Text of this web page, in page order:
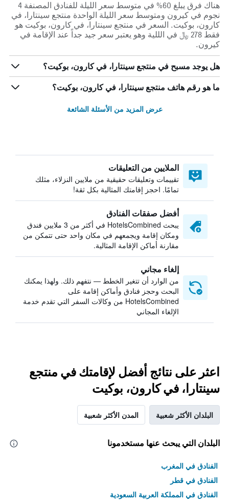
هناك فرق يبلغ 60% في متوسط ​​سعر الليلة للفنادق المصنفة 4
نجوم في كيرون ومتوسط ​​سعر الليلة الواحدة منتجع سينتارا، في
كارون، بوكيت. السعر في منتجع سينتارا، في كارون، بوكيت هو
فقط 278 ﷼ في الللية وهو يعتبر سعر جيد جداً عند الإقامة في
كيرون.
هل يوجد مسبح في منتجع سينتارا، في كارون، بوكيت؟
ما هو رقم هاتف منتجع سينتارا، في كارون، بوكيت؟
عرض المزيد من الأسئلة الشائعة
الملايين من التعليقات
تقييمات وتعليقات حقيقية من ملايين النزلاء، مثلك
تمامًا. احجز إقامتك المثالية بكل ثقة!
أفضل صفقات الفنادق
يبحث HotelsCombined في أكثر من 3 ملايين فندق
ومكان إقامة ويجمعهم في مكان واحد حتى تتمكن من
مقارنة أماكن الإقامة المثالية.
إلغاء مجاني
من الوارد أن تتغير الخطط — نتفهم ذلك. ولهذا يمكنك
البحث وحجز فنادق وأماكن إقامة على
HotelsCombined من وكالات السفر التي تقدم خدمة
الإلغاء المجاني
اعثر على نتائج أفضل لإقامتك في منتجع
سينتارا، في كارون، بوكيت
البلدان الأكثر شعبية المدن الأكثر شعبية
البلدان التي يبحث عنها مستخدمونا
الفنادق في المغرب
الفنادق في قطر
الفنادق في المملكة العربية السعودية